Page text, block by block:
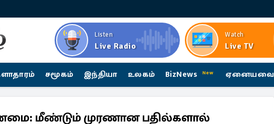
Listen
Live Radio
Watch
Live TV
சமூகம் இந்தியா உலகம் BizNews New ஏனையவை
மீண்டும் முரணான பதில்களால்